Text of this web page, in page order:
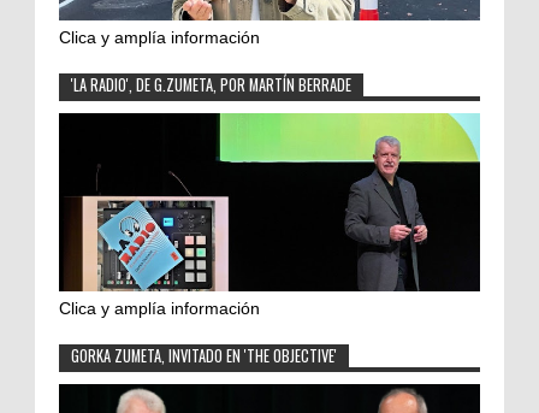
Clica y amplía información
'LA RADIO', DE G.ZUMETA, POR MARTÍN BERRADE
Clica y amplía información
GORKA ZUMETA, INVITADO EN 'THE OBJECTIVE'